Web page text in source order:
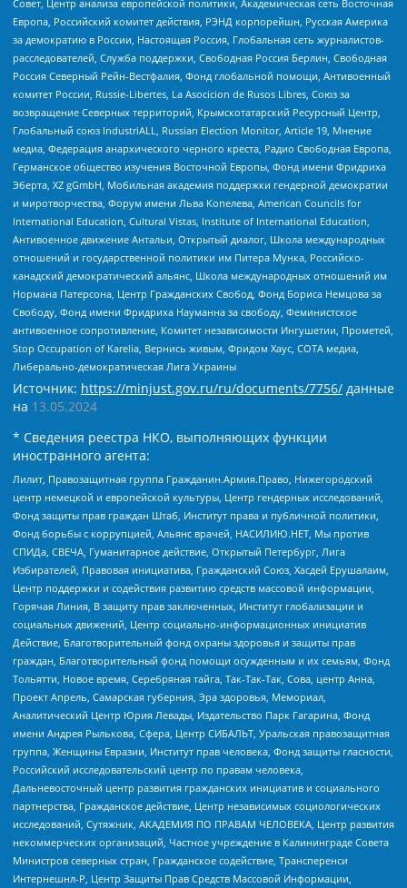
Совет, Центр анализа европейской политики, Академическая сеть Восточная
Европа, Российский комитет действия, РЭНД корпорейшн, Русская Америка
за демократию в России, Настоящая Россия, Глобальная сеть журналистов-
расследователей, Служба поддержки, Свободная Россия Берлин, Свободная
Россия Северный Рейн-Вестфалия, Фонд глобальной помощи, Антивоенный
комитет России, Russie-Libertes, La Asocicion de Rusos Libres, Союз за
возвращение Северных территорий, Крымскотатарский Ресурсный Центр,
Глобальный союз IndustriALL, Russian Election Monitor, Article 19, Мнение
медиа, Федерация анархического черного креста, Радио Свободная Европа,
Германское общество изучения Восточной Европы, Фонд имени Фридриха
Эберта, XZ gGmbH, Мобильная академия поддержки гендерной демократии
и миротворчества, Форум имени Льва Копелева, American Councils for
International Education, Cultural Vistas, Institute of International Education,
Антивоенное движение Антальи, Открытый диалог, Школа международных
отношений и государственной политики им Питера Мунка, Российско-
канадский демократический альянс, Школа международных отношений им
Нормана Патерсона, Центр Гражданских Свобод, Фонд Бориса Немцова за
Свободу, Фонд имени Фридриха Науманна за свободу, Феминистское
антивоенное сопротивление, Комитет независимости Ингушетии, Прометей,
Stop Occupation of Karelia, Вернись живым, Фридом Хаус, СОТА медиа,
Либерально-демократическая Лига Украины
Источник: https://minjust.gov.ru/ru/documents/7756/ данные
на 13.05.2024
* Сведения реестра НКО, выполняющих функции
иностранного агента:
Лилит, Правозащитная группа Гражданин.Армия.Право, Нижегородский
центр немецкой и европейской культуры, Центр гендерных исследований,
Фонд защиты прав граждан Штаб, Институт права и публичной политики,
Фонд борьбы с коррупцией, Альянс врачей, НАСИЛИЮ.НЕТ, Мы против
СПИДа, СВЕЧА, Гуманитарное действие, Открытый Петербург, Лига
Избирателей, Правовая инициатива, Гражданский Союз, Хасдей Ерушалаим,
Центр поддержки и содействия развитию средств массовой информации,
Горячая Линия, В защиту прав заключенных, Институт глобализации и
социальных движений, Центр социально-информационных инициатив
Действие, Благотворительный фонд охраны здоровья и защиты прав
граждан, Благотворительный фонд помощи осужденным и их семьям, Фонд
Тольятти, Новое время, Серебряная тайга, Так-Так-Так, Сова, центр Анна,
Проект Апрель, Самарская губерния, Эра здоровья, Мемориал,
Аналитический Центр Юрия Левады, Издательство Парк Гагарина, Фонд
имени Андрея Рылькова, Сфера, Центр СИБАЛЬТ, Уральская правозащитная
группа, Женщины Евразии, Институт прав человека, Фонд защиты гласности,
Российский исследовательский центр по правам человека,
Дальневосточный центр развития гражданских инициатив и социального
партнерства, Гражданское действие, Центр независимых социологических
исследований, Сутяжник, АКАДЕМИЯ ПО ПРАВАМ ЧЕЛОВЕКА, Центр развития
некоммерческих организаций, Частное учреждение в Калининграде Совета
Министров северных стран, Гражданское содействие, Трансперенси
Интернешнл-Р, Центр Защиты Прав Средств Массовой Информации,